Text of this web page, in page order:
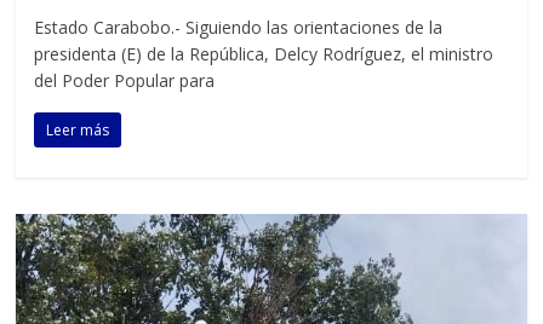
Estado Carabobo.- Siguiendo las orientaciones de la
presidenta (E) de la República, Delcy Rodríguez, el ministro
del Poder Popular para
Leer más